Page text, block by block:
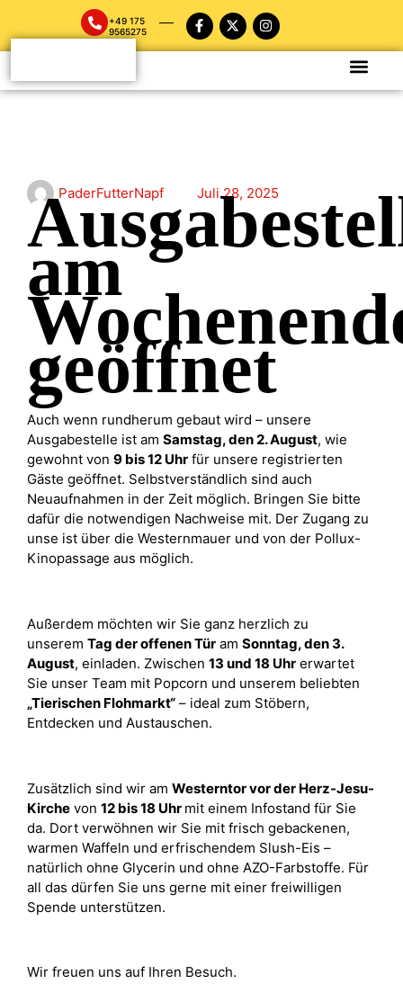
+49 175
9565275
PaderFutterNapf Juli 28, 2025
am
geöffnet
Auch wenn rundherum gebaut wird – unsere
Ausgabestelle ist am Samstag, den 2. August, wie
gewohnt von 9 bis 12 Uhr für unsere registrierten
Gäste geöffnet. Selbstverständlich sind auch
Neuaufnahmen in der Zeit möglich. Bringen Sie bitte
dafür die notwendigen Nachweise mit. Der Zugang zu
unse ist über die Westernmauer und von der Pollux-
Kinopassage aus möglich.
Außerdem möchten wir Sie ganz herzlich zu
unserem Tag der offenen Tür am Sonntag, den 3.
August, einladen. Zwischen 13 und 18 Uhr erwartet
Sie unser Team mit Popcorn und unserem beliebten
„Tierischen Flohmarkt“ – ideal zum Stöbern,
Entdecken und Austauschen.
Zusätzlich sind wir am Westerntor vor der Herz-Jesu-
Kirche von 12 bis 18 Uhr mit einem Infostand für Sie
da. Dort verwöhnen wir Sie mit frisch gebackenen,
warmen Waffeln und erfrischendem Slush-Eis –
natürlich ohne Glycerin und ohne AZO-Farbstoffe. Für
all das dürfen Sie uns gerne mit einer freiwilligen
Spende unterstützen.
Wir freuen uns auf Ihren Besuch.